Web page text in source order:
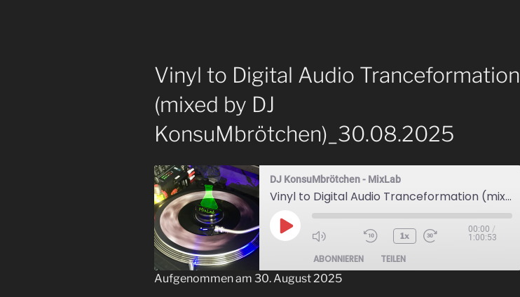
Vinyl to Digital Audio Tranceformation
(mixed by DJ
KonsuMbrötchen)_30.08.2025
DJ KonsuMbrötchen - MixLab
Vinyl to Digital Audio Tranceformation (mixed by DJ KonsuMbrötchen)_30.08.2025
Play
1x
00:00 /
1:00:53
ABONNIEREN TEILEN
Aufgenommen am 30. August 2025